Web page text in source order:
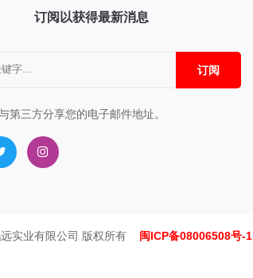
订阅以获得最新消息
订阅
第三方分享您的电子邮件地址。
实业有限公司 版权所有 闽ICP备08006508号-1